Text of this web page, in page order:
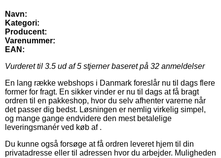
Navn:
Kategori:
Producent:
Varenummer:
EAN:
Vurderet til 3.5 ud af 5 stjerner baseret på 32 anmeldelser
En lang række webshops i Danmark foreslår nu til dags flere
former for fragt. En sikker vinder er nu til dags at få bragt
ordren til en pakkeshop, hvor du selv afhenter varerne når
det passer dig bedst. Løsningen er nemlig virkelig simpel,
og mange gange endvidere den mest betalelige
leveringsmanér ved køb af .
Du kunne også forsøge at få ordren leveret hjem til din
privatadresse eller til adressen hvor du arbejder. Muligheden